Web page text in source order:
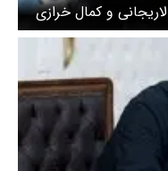
و کمال خرازی